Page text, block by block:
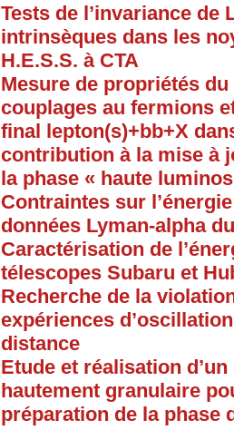
Tests de l’invariance
intrinsèques dans les
H.E.S.S. à CTA
Mesure de propriétés
couplages au fermions
final lepton(s)+bb+X
contribution à la mise à
la phase « haute
Contraintes sur
données Lyman-alpha
Caractérisation de
télescopes Subaru et
Recherche de la
expériences
distance
Etude et réalisation
hautement granulaire
préparation de la phase